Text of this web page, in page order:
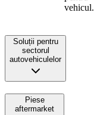
vehicul.
Soluții pentru
sectorul
autovehiculelor
Piese
aftermarket